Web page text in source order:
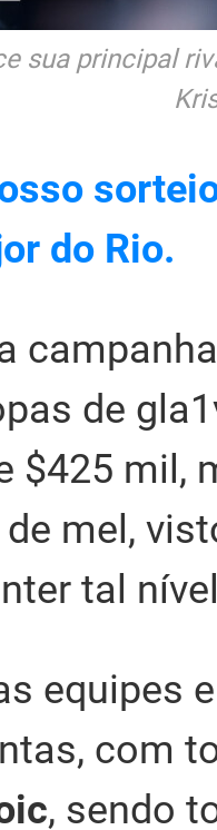
sua principal
do Rio.
de
$425 mil,
mel,
tal
equipes
com
, sendo